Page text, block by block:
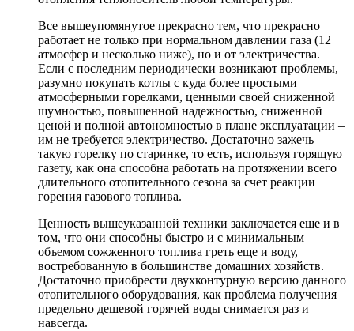
Все вышеупомянутое прекрасно тем, что прекрасно
работает не только при нормальном давлении газа (12
атмосфер и несколько ниже), но и от электричества.
Если с последним периодически возникают проблемы,
разумно покупать котлы с куда более простыми
атмосферными горелками, ценными своей сниженной
шумностью, повышенной надежностью, сниженной
ценой и полной автономностью в плане эксплуатации –
им не требуется электричество. Достаточно зажечь
такую горелку по старинке, то есть, используя горящую
газету, как она способна работать на протяжении всего
длительного отопительного сезона за счет реакции
горения газового топлива.
Ценность вышеуказанной техники заключается еще и в
том, что они способны быстро и с минимальным
объемом сожженного топлива греть еще и воду,
востребованную в большинстве домашних хозяйств.
Достаточно приобрести двухконтурную версию данного
отопительного оборудования, как проблема получения
предельно дешевой горячей воды снимается раз и
навсегда.